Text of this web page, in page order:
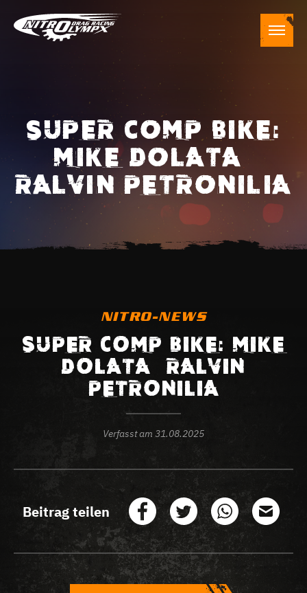
SUPER COMP BIKE:
MIKE DOLATA –
RALVIN PETRONILIA
NITRO-NEWS
SUPER COMP BIKE: MIKE
DOLATA – RALVIN
PETRONILIA
Verfasst am 31.08.2025
Beitrag teilen